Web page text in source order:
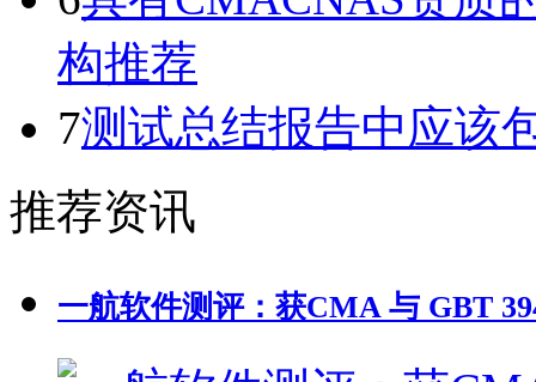
构推荐
7测试总结报告中应该
推荐资讯
一航软件测评：获CMA 与 GBT